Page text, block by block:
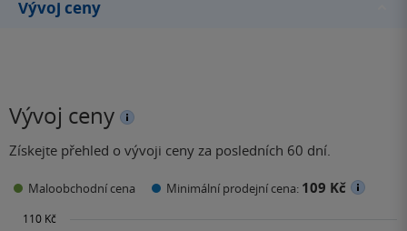
Vývoj ceny
Vývoj ceny
Získejte přehled o vývoji ceny za posledních 60 dní.
Maloobchodní cena Minimální prodejní cena: 109 Kč